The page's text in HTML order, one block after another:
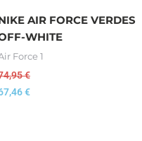
AIR FORCE VERDES
WHITE
Force 1
€
€